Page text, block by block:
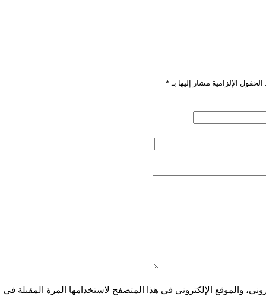
الحقول الإلزامية مشار إليها بـ *
والموقع الإلكتروني في هذا المتصفح لاستخدامها المرة المقبلة في